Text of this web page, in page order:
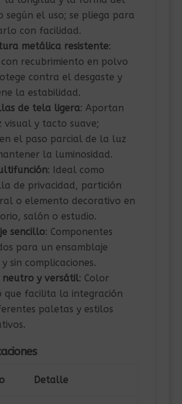
según el uso; se pliega para
con facilidad.
metálica resistente:
recubrimiento en polvo
contra el desgaste y
la estabilidad.
de tela ligera: Aportan
visual y tacto suave;
el paso parcial de la luz
la luminosidad.
: Ideal como
de privacidad, partición
o elemento decorativo en
salón o estudio.
sencillo: Componentes
para un ensamblaje
sin complicaciones.
neutro y versátil: Color
que facilita la integración
paletas y estilos
Detalle